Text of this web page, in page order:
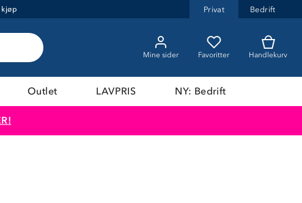
Privat Bedrift
Mine sider Favoritter Handlekurv
Outlet LAVPRIS NY: Bedrift